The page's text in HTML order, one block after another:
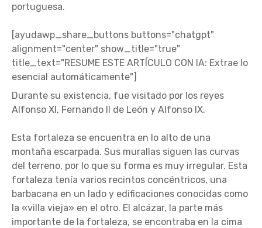
portuguesa.
[ayudawp_share_buttons buttons="chatgpt"
alignment="center" show_title="true"
title_text="RESUME ESTE ARTÍCULO CON IA: Extrae lo
esencial automáticamente"]
Durante su existencia, fue visitado por los reyes
Alfonso XI, Fernando II de León y Alfonso IX.
Esta fortaleza se encuentra en lo alto de una
montaña escarpada. Sus murallas siguen las curvas
del terreno, por lo que su forma es muy irregular. Esta
fortaleza tenía varios recintos concéntricos, una
barbacana en un lado y edificaciones conocidas como
la «villa vieja» en el otro. El alcázar, la parte más
importante de la fortaleza, se encontraba en la cima